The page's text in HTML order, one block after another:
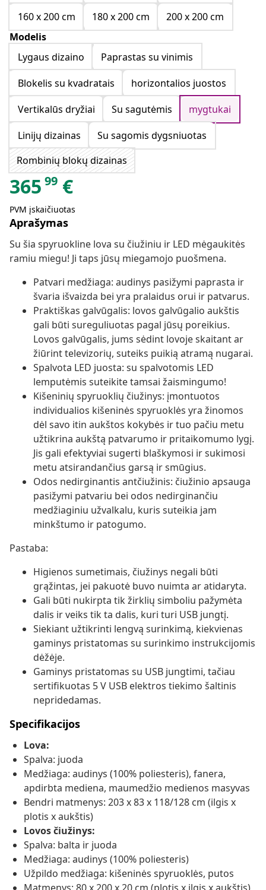
160 x 200 cm
180 x 200 cm
200 x 200 cm
Modelis
Lygaus dizaino
Paprastas su vinimis
Blokelis su kvadratais
horizontalios juostos
Vertikalūs dryžiai
Su sagutėmis
mygtukai
Linijų dizainas
Su sagomis dygsniuotas
Rombinių blokų dizainas
365 99 €
PVM įskaičiuotas
Aprašymas
Su šia spyruokline lova su čiužiniu ir LED mėgaukitės
ramiu miegu! Ji taps jūsų miegamojo puošmena.
Patvari medžiaga: audinys pasižymi paprasta ir
švaria išvaizda bei yra pralaidus orui ir patvarus.
Praktiškas galvūgalis: lovos galvūgalio aukštis
gali būti sureguliuotas pagal jūsų poreikius.
Lovos galvūgalis, jums sėdint lovoje skaitant ar
žiūrint televizorių, suteiks puikią atramą nugarai.
Spalvota LED juosta: su spalvotomis LED
lemputėmis suteikite tamsai žaismingumo!
Kišeninių spyruoklių čiužinys: įmontuotos
individualios kišeninės spyruoklės yra žinomos
dėl savo itin aukštos kokybės ir tuo pačiu metu
užtikrina aukštą patvarumo ir pritaikomumo lygį.
Jis gali efektyviai sugerti blaškymosi ir sukimosi
metu atsirandančius garsą ir smūgius.
Odos nedirginantis antčiužinis: čiužinio apsauga
pasižymi patvariu bei odos nedirginančiu
medžiaginiu užvalkalu, kuris suteikia jam
minkštumo ir patogumo.
Pastaba:
Higienos sumetimais, čiužinys negali būti
grąžintas, jei pakuotė buvo nuimta ar atidaryta.
Gali būti nukirpta tik žirklių simboliu pažymėta
dalis ir veiks tik ta dalis, kuri turi USB jungtį.
Siekiant užtikrinti lengvą surinkimą, kiekvienas
gaminys pristatomas su surinkimo instrukcijomis
dėžėje.
Gaminys pristatomas su USB jungtimi, tačiau
sertifikuotas 5 V USB elektros tiekimo šaltinis
nepridedamas.
Specifikacijos
Lova:
Spalva: juoda
Medžiaga: audinys (100% poliesteris), fanera,
apdirbta mediena, maumedžio medienos masyvas
Bendri matmenys: 203 x 83 x 118/128 cm (ilgis x
plotis x aukštis)
Lovos čiužinys:
Spalva: balta ir juoda
Medžiaga: audinys (100% poliesteris)
Užpildo medžiaga: kišeninės spyruoklės, putos